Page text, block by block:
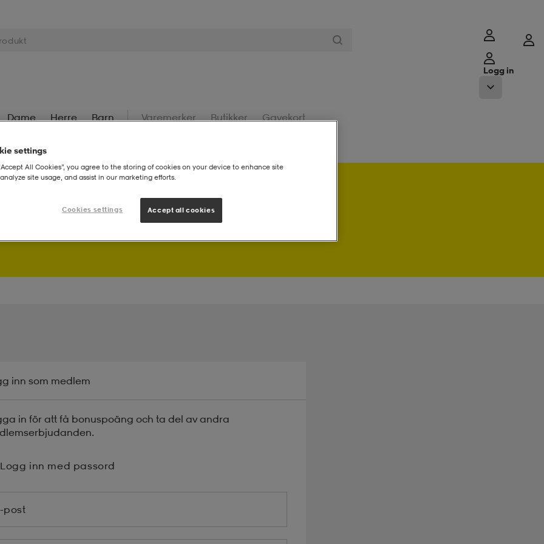
Logg in
Dame Herre Barn Varemerker Butikker Gavekort
Stadium Member får du bonuspoeng på kjøpene dine.
inn som medlem
in för att få bonuspoäng och ta del av andra
Logg inn med passord
post
settings
All Cookies”, you agree to the storing of cookies on your device to enhance site
site usage, and assist in our marketing efforts.
Cookies settings Accept all cookies